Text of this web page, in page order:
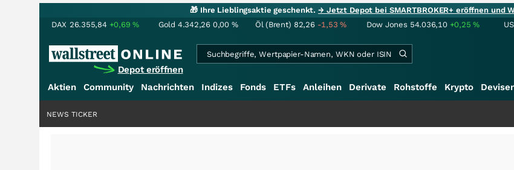
🎁 Ihre Lieblingsaktie geschenkt.→ Jetzt Depot bei SMARTBROKER+ eröffnen und
DAX 26.355,84 +0,69% Gold 4.342,26 0,00 % Öl (Brent) 82,26 -1,53% Dow Jones 54.036,10 +0,25%
Depot eröffnen
Aktien Community Nachrichten Indizes Fonds ETFs Anleihen Derivate Rohstoffe Krypto
NEWS TICKER